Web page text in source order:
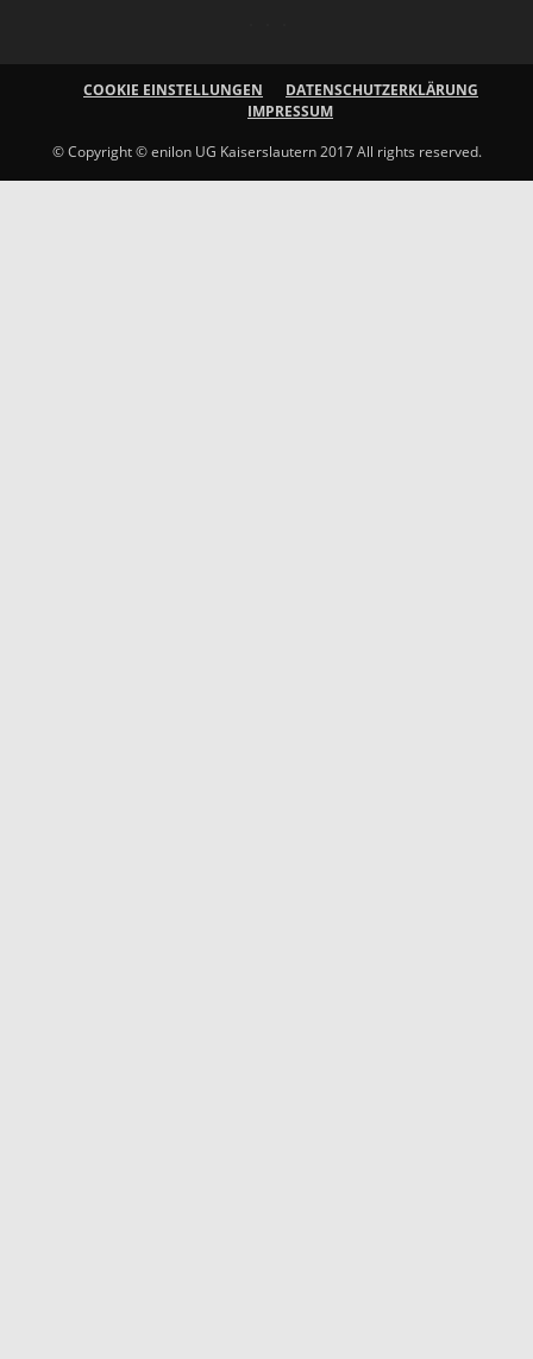
COOKIE EINSTELLUNGEN
DATENSCHUTZERKLÄRUNG
IMPRESSUM
© Copyright © enilon UG Kaiserslautern 2017 All rights reserved.